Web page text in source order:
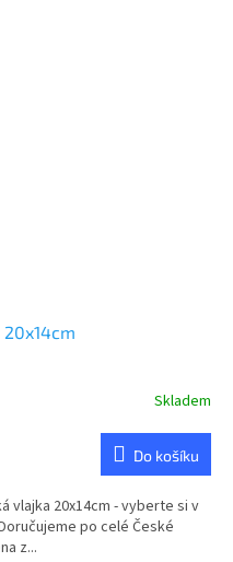
Skladem
Do košíku
vlajka 20x14cm - vyberte si v
po celé České
z...